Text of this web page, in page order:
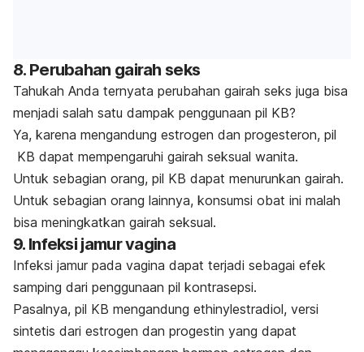
8. Perubahan gairah seks
Tahukah Anda ternyata perubahan gairah seks juga bisa
menjadi salah satu dampak penggunaan pil KB?
Ya, karena mengandung estrogen dan progesteron, pil
KB dapat mempengaruhi gairah seksual wanita.
Untuk sebagian orang, pil KB dapat menurunkan gairah.
Untuk sebagian orang lainnya, konsumsi obat ini malah
bisa meningkatkan gairah seksual.
9. Infeksi jamur vagina
Infeksi jamur pada vagina dapat terjadi sebagai efek
samping dari penggunaan pil kontrasepsi.
Pasalnya, pil KB mengandung ethinylestradiol, versi
sintetis dari estrogen dan progestin yang dapat